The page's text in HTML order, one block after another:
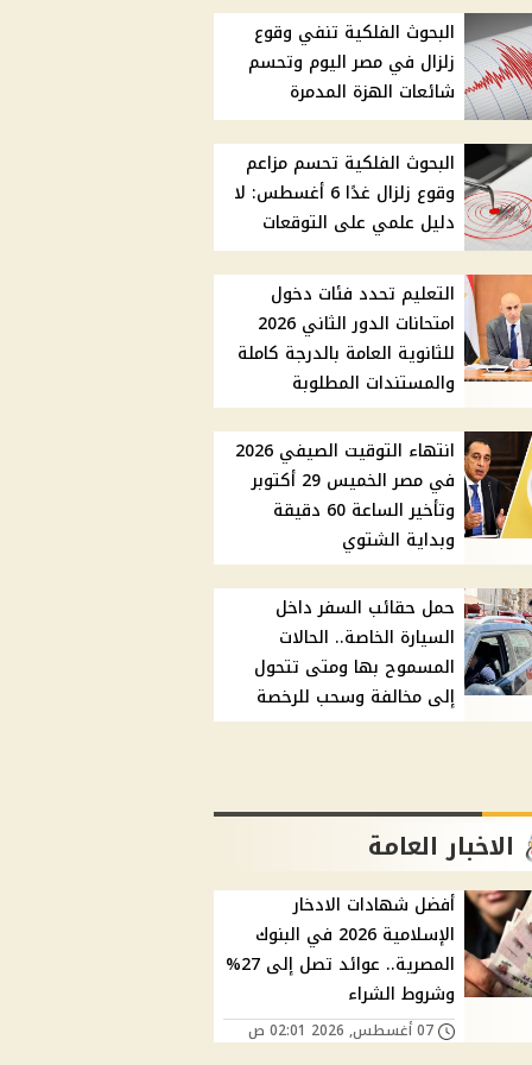
البحوث الفلكية تنفي وقوع
زلزال في مصر اليوم وتحسم
شائعات الهزة المدمرة
البحوث الفلكية تحسم مزاعم
وقوع زلزال غدًا 6 أغسطس: لا
دليل علمي على التوقعات
التعليم تحدد فئات دخول
امتحانات الدور الثاني 2026
للثانوية العامة بالدرجة كاملة
والمستندات المطلوبة
انتهاء التوقيت الصيفي 2026
في مصر الخميس 29 أكتوبر
وتأخير الساعة 60 دقيقة
وبداية الشتوي
حمل حقائب السفر داخل
السيارة الخاصة.. الحالات
المسموح بها ومتى تتحول
إلى مخالفة وسحب للرخصة
الاخبار العامة
أفضل شهادات الادخار
الإسلامية 2026 في البنوك
المصرية.. عوائد تصل إلى 27%
وشروط الشراء
07 أغسطس, 2026 02:01 ص